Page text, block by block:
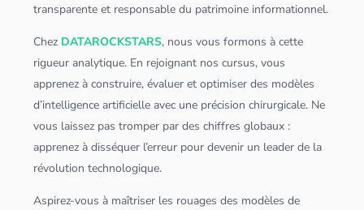
transparente et responsable du patrimoine informationnel.
Chez DATAROCKSTARS, nous vous formons à cette
rigueur analytique. En rejoignant nos cursus, vous
apprenez à construire, évaluer et optimiser des modèles
d’intelligence artificielle avec une précision chirurgicale. Ne
vous laissez pas tromper par des chiffres globaux :
apprenez à disséquer l’erreur pour devenir un leader de la
révolution technologique.
Aspirez-vous à maîtriser les rouages des modèles de